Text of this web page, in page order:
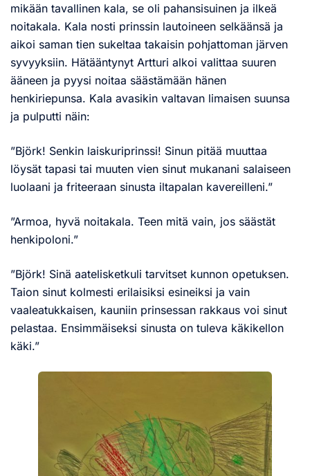
mikään tavallinen kala, se oli pahansisuinen ja ilkeä
noitakala. Kala nosti prinssin lautoineen selkäänsä ja
aikoi saman tien sukeltaa takaisin pohjattoman järven
syvyyksiin. Hätääntynyt Artturi alkoi valittaa suuren
ääneen ja pyysi noitaa säästämään hänen
henkiriepunsa. Kala avasikin valtavan limaisen suunsa
ja pulputti näin:
”Björk! Senkin laiskuriprinssi! Sinun pitää muuttaa
löysät tapasi tai muuten vien sinut mukanani salaiseen
luolaani ja friteeraan sinusta iltapalan kavereilleni.”
”Armoa, hyvä noitakala. Teen mitä vain, jos säästät
henkipoloni.”
”Björk! Sinä aatelisketkuli tarvitset kunnon opetuksen.
Taion sinut kolmesti erilaisiksi esineiksi ja vain
vaaleatukkaisen, kauniin prinsessan rakkaus voi sinut
pelastaa. Ensimmäiseksi sinusta on tuleva käkikellon
käki.”